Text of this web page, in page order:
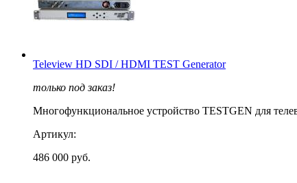
Teleview HD SDI / HDMI TEST Generator
только под заказ!
Многофункциональное устройство TESTGEN для
Артикул:
486 000 руб.